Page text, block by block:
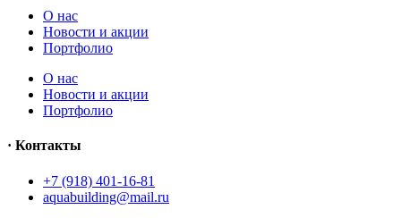
O нас
Новости и акции
Портфолио
O нас
Новости и акции
Портфолио
· Контакты
+7 (918) 401-16-81
aquabuilding@mail.ru